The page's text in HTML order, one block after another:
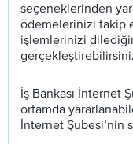
seçeneklerinden
ödemelerinizi takip
işlemlerinizi
İş Bankası İnternet
ortamda
İnternet Şubesi’nin